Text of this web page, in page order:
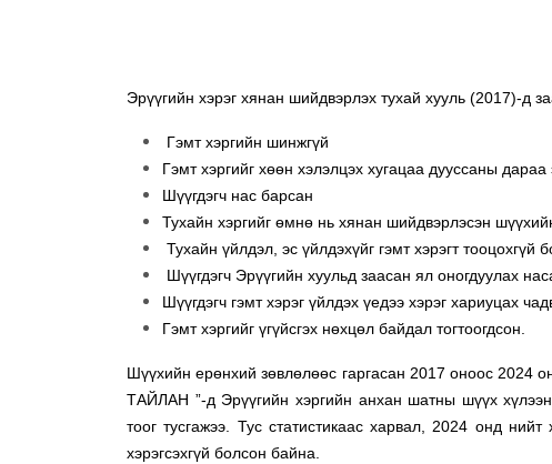
Эрүүгийн хэрэг хянан шийдвэрлэх тухай хууль (2017)-д
Гэмт хэргийн шинжгүй
Гэмт хэргийг хөөн хэлэлцэх хугацаа дууссаны дараа
Шүүгдэгч нас барсан
Тухайн хэргийг өмнө нь хянан шийдвэрлэсэн
Тухайн үйлдэл, эс үйлдэхүйг гэмт хэрэгт тооцохгүй
Шүүгдэгч Эрүүгийн хуульд заасан ял оногдуулах
Шүүгдэгч гэмт хэрэг үйлдэх үедээ хэрэг хариуцах
Гэмт хэргийг үгүйсгэх нөхцөл байдал тогтоогдсон.
Шүүхийн ерөнхий зөвлөлөөс гаргасан 2017 оноос
ТАЙЛАН ”-д Эрүүгийн хэргийн анхан шатны шүүх хүлээн
тоог тусгажээ. Тус статистикаас харвал, 2024 онд
хэрэгсэхгүй болсон байна.